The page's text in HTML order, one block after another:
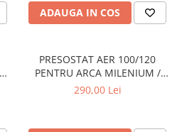
ADAUGA IN COS
PRESOSTAT AER 100/120
PENTRU ARCA MILENIUM /
POCKET I - PRS0003P1
290,00 Lei